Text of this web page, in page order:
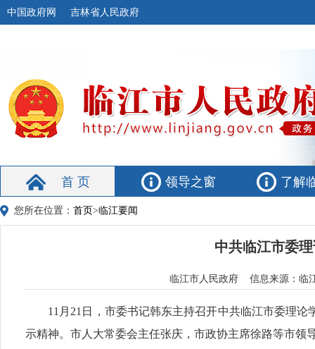
中国政府网 吉林省人民政府
首 页 领导之窗 了解
您所在位置： 首页>临江要闻
中共临江市委
临江市人民政府 信息来源：临
11月21日，市委书记韩东主持召开中共临江市委理论
示精神。市人大常委会主任张庆，市政协主席徐路等市领